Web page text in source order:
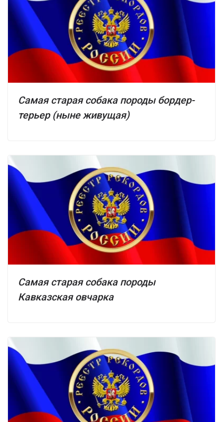
Самая старая собака породы бордер-
терьер (ныне живущая)
Самая старая собака породы
Кавказская овчарка